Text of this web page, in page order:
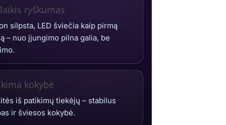
ryškumas
silpsta, LED šviečia kaip pirmą
– nuo įjungimo pilna galia, be
kokybė
iš patikimų tiekėjų – stabilus
ir šviesos kokybė.